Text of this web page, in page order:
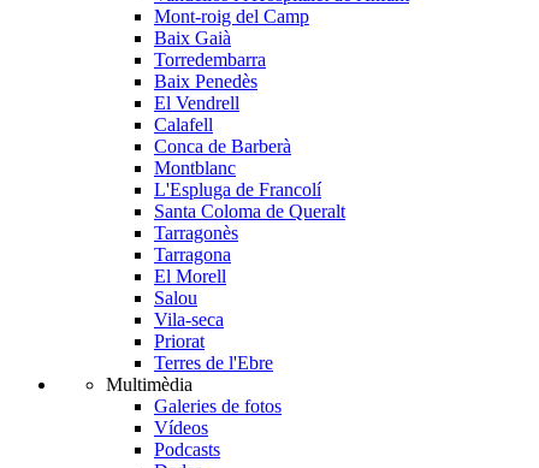
Mont-roig del Camp
Baix Gaià
Torredembarra
Baix Penedès
El Vendrell
Calafell
Conca de Barberà
Montblanc
L'Espluga de Francolí
Santa Coloma de Queralt
Tarragonès
Tarragona
El Morell
Salou
Vila-seca
Priorat
Terres de l'Ebre
Multimèdia
Galeries de fotos
Vídeos
Podcasts